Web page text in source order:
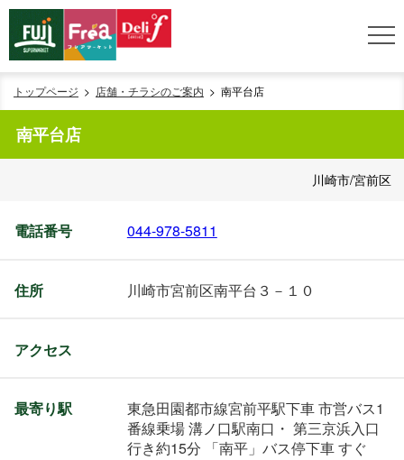
トップページ 店舗・チラシのご案内 南平台店
南平台店
川崎市/宮前区
電話番号 044-978-5811
住所 川崎市宮前区南平台３－１０
アクセス
最寄り駅
東急田園都市線宮前平駅下車 市営バス1
番線乗場 溝ノ口駅南口・ 第三京浜入口
行き約15分 「南平」バス停下車 すぐ